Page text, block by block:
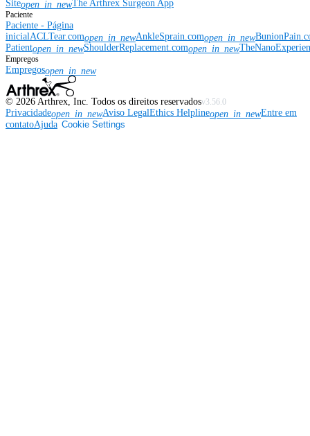
Siteopen_in_newThe Arthrex Surgeon App
Paciente
Paciente - Página
inicialACLTear.comopen_in_newAnkleSprain.comopen_in_new
Patientopen_in_newShoulderReplacement.comopen_in_new
Empregos
Empregosopen_in_new
© 2026 Arthrex, Inc. Todos os direitos reservadosv3.56.0
Privacidadeopen_in_newAviso LegalEthics Helplineopen_in_newEntre em
contatoAjuda Cookie Settings